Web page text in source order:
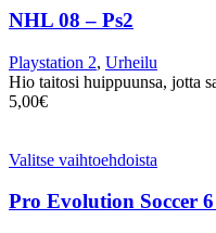
NHL 08 – Ps2
Playstation 2, Urheilu
Hio taitosi huippuunsa, jotta
5,00€
Valitse vaihtoehdoista
Pro Evolution Soccer 6